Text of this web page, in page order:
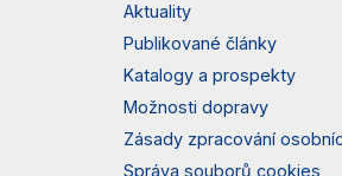
Aktuality
Publikované články
Katalogy a prospekty
Možnosti dopravy
Zásady zpracování
Správa souborů cookies